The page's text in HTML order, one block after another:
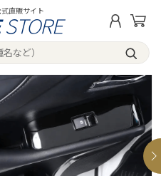
直販サイト